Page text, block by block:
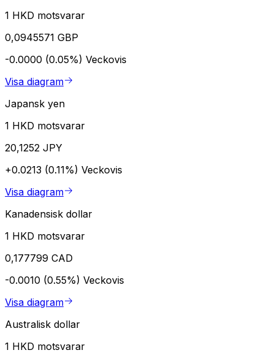
1 HKD motsvarar
0,0945571 GBP
-0.0000 (0.05%) Veckovis
Visa diagram
Japansk yen
1 HKD motsvarar
20,1252 JPY
+0.0213 (0.11%) Veckovis
Visa diagram
Kanadensisk dollar
1 HKD motsvarar
0,177799 CAD
-0.0010 (0.55%) Veckovis
Visa diagram
Australisk dollar
1 HKD motsvarar